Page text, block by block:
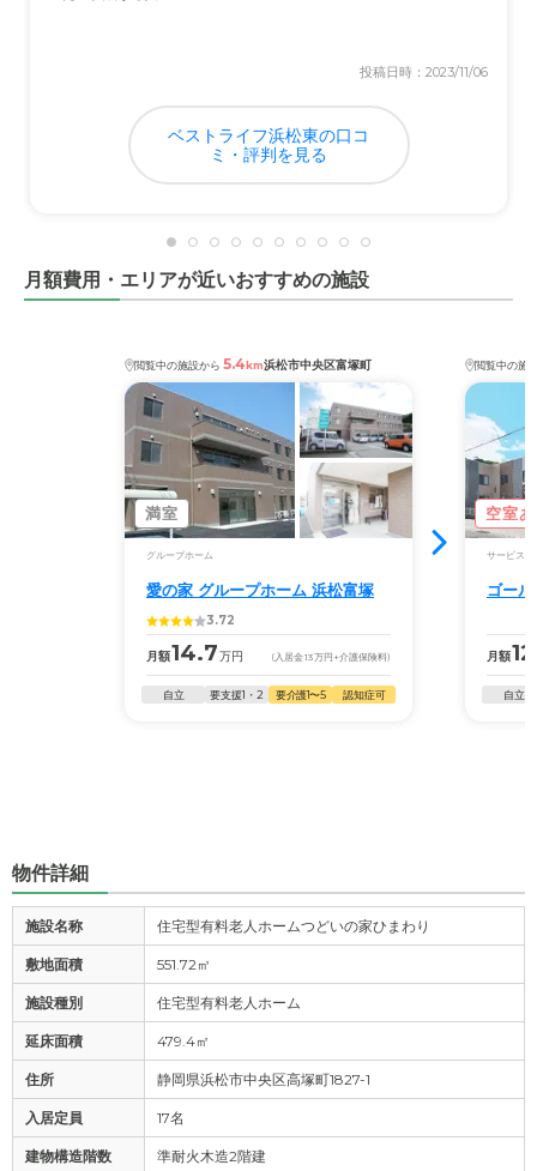
投稿日時：2023/11/06
ベストライフ浜松東の口コ
ミ・評判を見る
月額費用・エリアが近いおすすめの施設
閲覧中の施設から 5.4km浜松市中央区富塚町
満室
グループホーム
愛の家 グループホーム 浜松富塚
3.72
月額14.7万円 (入居金13万円 +介護保険料)
自立 要支援1・2 要介護1〜5 認知症可
閲覧中の施
空室
サービス付
ゴー
月額
自立
物件詳細
施設名称 住宅型有料老人ホームつどいの家ひまわり
敷地面積 551.72㎡
施設種別 住宅型有料老人ホーム
延床面積 479.4㎡
住所 静岡県浜松市中央区高塚町1827-1
入居定員 17名
建物構造階数 準耐火木造2階建